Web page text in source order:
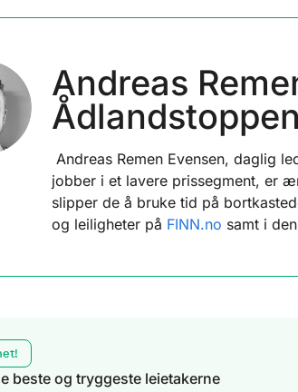
Andreas
Andreas Remen Evensen, daglig
jobber i et lavere prissegment, er
slipper de å bruke tid på
og leiligheter på FINN.no samt i
beste og tryggeste leietakerne